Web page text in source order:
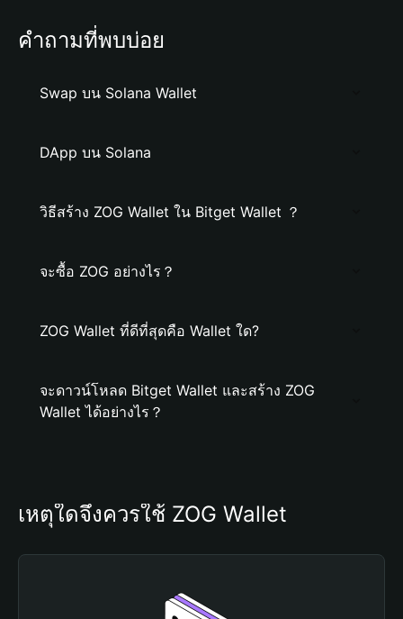
คำถามที่พบบ่อย
Swap บน Solana Wallet
DApp บน Solana
วิธีสร้าง ZOG Wallet ใน Bitget Wallet ？
จะซื้อ ZOG อย่างไร？
ZOG Wallet ที่ดีที่สุดคือ Wallet ใด?
จะดาวน์โหลด Bitget Wallet และสร้าง ZOG
Wallet ได้อย่างไร？
เหตุใดจึงควรใช้ ZOG Wallet